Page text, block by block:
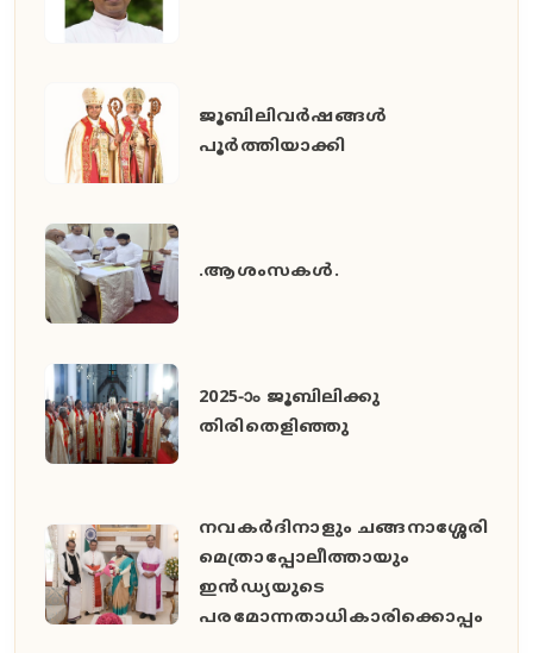
ജൂബിലിവർഷങ്ങൾ
പൂർത്തിയാക്കി
.ആശംസകൾ.
2025-ാം ജൂബിലിക്കു
തിരിതെളിഞ്ഞു
നവകർദിനാളും ചങ്ങനാശ്ശേരി
മെത്രാപ്പോലീത്തായും
ഇൻഡ്യയുടെ
പരമോന്നതാധികാരിക്കൊപ്പം